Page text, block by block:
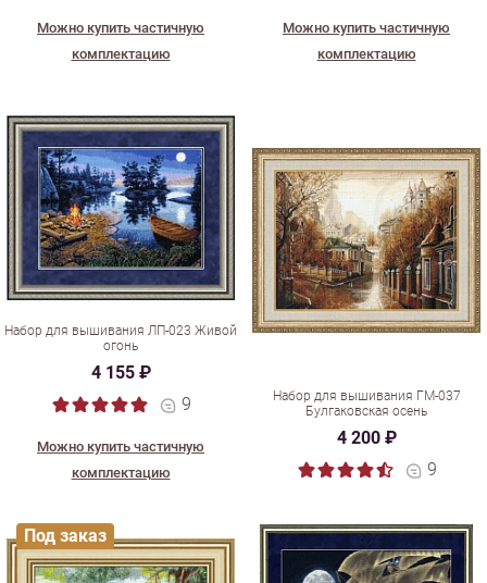
Можно купить частичную
комплектацию
Можно купить частичную
комплектацию
Набор для вышивания ЛП-023 Живой
огонь
4 155 ₽
9
Можно купить частичную
комплектацию
Набор для вышивания ГМ-037
Булгаковская осень
4 200 ₽
9
Под заказ